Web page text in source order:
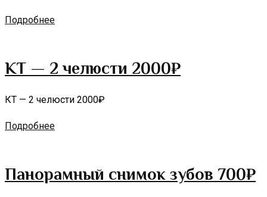
Подробнее
КТ — 2 челюсти 2000₽
КТ — 2 челюсти 2000₽
Подробнее
Панорамный снимок зубов 700₽